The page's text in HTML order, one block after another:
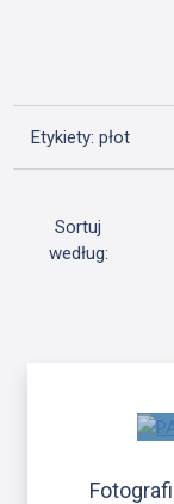
Etykiety: płot
Sortuj
według: